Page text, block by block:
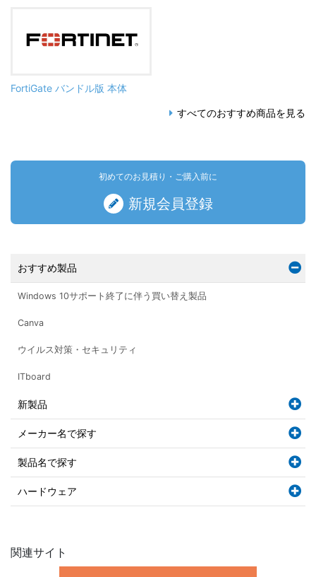
FortiGate バンドル版 本体
すべてのおすすめ商品を見る
初めてのお見積り・ご購入前に
新規会員登録
おすすめ製品
Windows 10サポート終了に伴う買い替え製品
Canva
ウイルス対策・セキュリティ
ITboard
新製品
メーカー名で探す
製品名で探す
ハードウェア
関連サイト